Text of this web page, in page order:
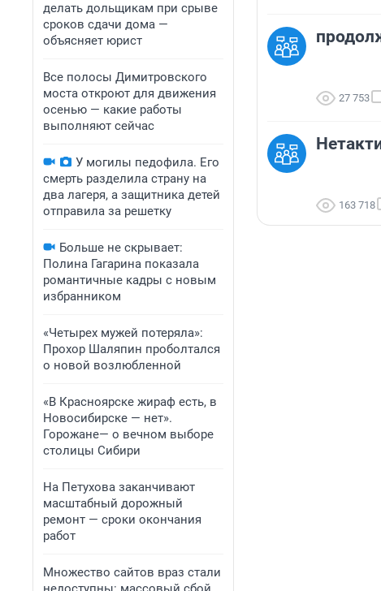
делать дольщикам при срыве
сроков сдачи дома —
объясняет юрист
Все полосы Димитровского
моста откроют для движения
осенью — какие работы
выполняют сейчас
У могилы педофила. Его
смерть разделила страну на
два лагеря, а защитника детей
отправила за решетку
Больше не скрывает:
Полина Гагарина показала
романтичные кадры с новым
избранником
«Четырех мужей потеряла»:
Прохор Шаляпин проболтался
о новой возлюбленной
«В Красноярске жираф есть, в
Новосибирске — нет».
Горожане— о вечном выборе
столицы Сибири
На Петухова заканчивают
масштабный дорожный
ремонт — сроки окончания
работ
Множество сайтов враз стали
27 753
163 718